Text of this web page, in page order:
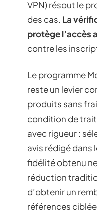
VPN) résout le
des cas. La
protège l’accès
contre les
Le programme
reste un levier
produits sans
condition de
avec rigueur :
avis rédigé dans
fidélité obtenu
réduction
d’obtenir un
références